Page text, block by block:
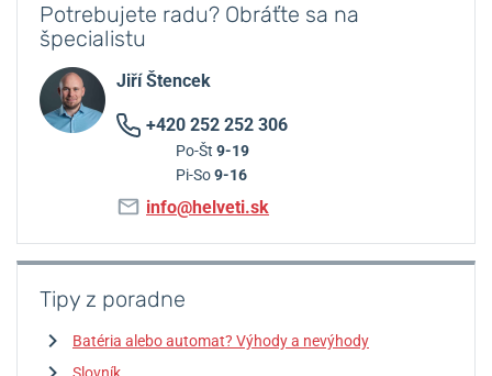
Potrebujete radu? Obráťte sa na
špecialistu
Jiří Štencek
+420 252 252 306
Po-Št 9-19
Pi-So9-16
info@helveti.sk
Tipy z poradne
Batéria alebo automat? Výhody a nevýhody